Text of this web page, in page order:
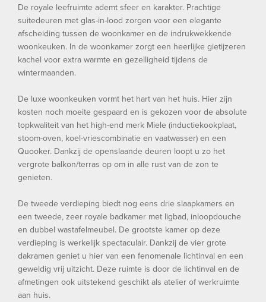
De royale leefruimte ademt sfeer en karakter. Prachtige
suitedeuren met glas-in-lood zorgen voor een elegante
afscheiding tussen de woonkamer en de indrukwekkende
woonkeuken. In de woonkamer zorgt een heerlijke gietijzeren
kachel voor extra warmte en gezelligheid tijdens de
wintermaanden.
De luxe woonkeuken vormt het hart van het huis. Hier zijn
kosten noch moeite gespaard en is gekozen voor de absolute
topkwaliteit van het high-end merk Miele (inductiekookplaat,
stoom-oven, koel-vriescombinatie en vaatwasser) en een
Quooker. Dankzij de openslaande deuren loopt u zo het
vergrote balkon/terras op om in alle rust van de zon te
genieten.
De tweede verdieping biedt nog eens drie slaapkamers en
een tweede, zeer royale badkamer met ligbad, inloopdouche
en dubbel wastafelmeubel. De grootste kamer op deze
verdieping is werkelijk spectaculair. Dankzij de vier grote
dakramen geniet u hier van een fenomenale lichtinval en een
geweldig vrij uitzicht. Deze ruimte is door de lichtinval en de
afmetingen ook uitstekend geschikt als atelier of werkruimte
aan huis.